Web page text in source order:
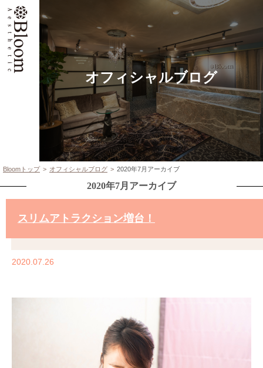
オフィシャルブログ
Bloomトップ オフィシャルブログ 2020年7月アーカイブ
2020年7月アーカイブ
スリムアトラクション増台！
2020.07.26